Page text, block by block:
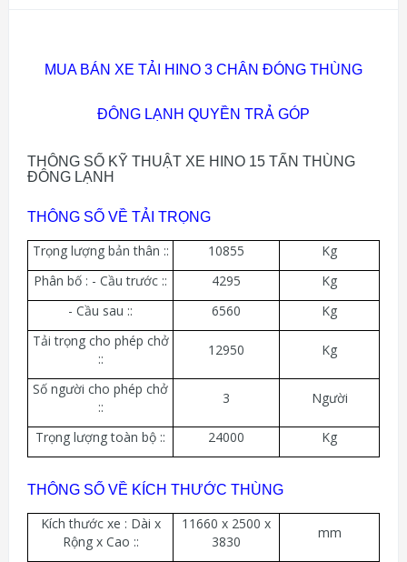
MUA BÁN XE TẢI HINO 3 CHÂN ĐÓNG THÙNG
ĐÔNG LẠNH QUYỀN TRẢ GÓP
THÔNG SỐ KỸ THUẬT XE HINO 15 TẤN THÙNG
ĐÔNG LẠNH
THÔNG SỐ VỀ TẢI TRỌNG
Trọng lượng bản thân :: 10855
Kg
Phân bố : - Cầu trước ::
4295
Kg
- Cầu sau ::
6560
Kg
Tải trọng cho phép chở
::
12950 Kg
Số người cho phép chở
::
3 Người
Trọng lượng toàn bộ :: 24000 Kg
THÔNG SỐ VỀ KÍCH THƯỚC THÙNG
Kích thước xe : Dài x
Rộng x Cao ::
11660 x 2500 x
3830
mm